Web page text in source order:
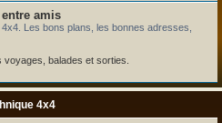
amis
Les bons plans, les bonnes adresses,
voyages, balades et sorties.
4x4